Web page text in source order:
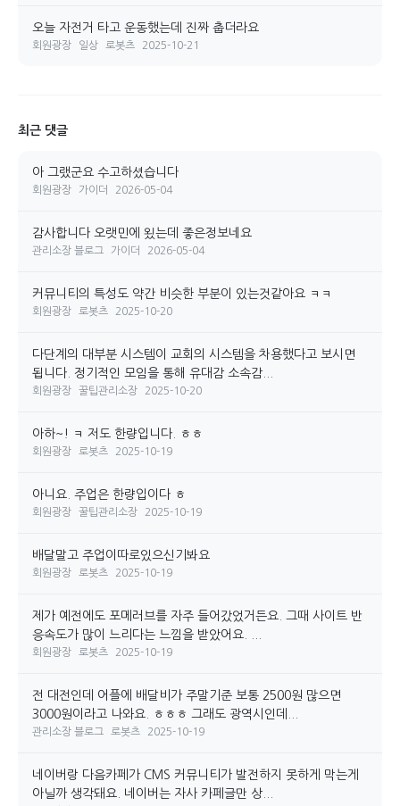
오늘 자전거 타고 운동했는데 진짜 춥더라요
회원광장 일상 로봇츠 2025-10-21
최근 댓글
아 그랬군요 수고하셨습니다
회원광장 가이더 2026-05-04
감사합니다 오랫민에 욌는데 좋은정보네요
관리소장 블로그 가이더 2026-05-04
커뮤니티의 특성도 약간 비슷한 부분이 있는것같아요 ㅋㅋ
회원광장 로봇츠 2025-10-20
다단계의 대부분 시스템이 교회의 시스템을 차용했다고 보시면
됩니다. 정기적인 모임을 통해 유대감 소속감...
회원광장 꿀팁관리소장 2025-10-20
아하~! ㅋ 저도 한량입니다. ㅎㅎ
회원광장 로봇츠 2025-10-19
아니요. 주업은 한량입이다 ㅎ
회원광장 꿀팁관리소장 2025-10-19
배달말고 주업이따로있으신기봐요
회원광장 로봇츠 2025-10-19
제가 예전에도 포메러브를 자주 들어갔었거든요. 그때 사이트 반
응속도가 많이 느리다는 느낌을 받았어요. ...
회원광장 로봇츠 2025-10-19
전 대전인데 어플에 배달비가 주말기준 보통 2500원 많으면
3000원이라고 나와요. ㅎㅎㅎ 그래도 광역시인데...
관리소장 블로그 로봇츠 2025-10-19
네이버랑 다음카페가 CMS 커뮤니티가 발전하지 못하게 막는게
아닐까 생각돼요. 네이버는 자사 카페글만 상...